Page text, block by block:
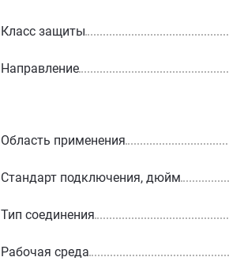
Класс защиты
Направление
Область применения
Стандарт подключения, дюйм
Тип соединения
Рабочая среда